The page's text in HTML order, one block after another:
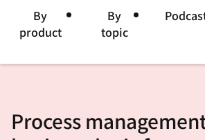
語
By
product
By
topic
Process